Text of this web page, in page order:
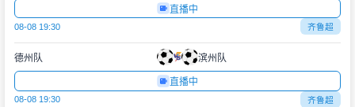
直播中
08-08 19:30 齐鲁超
德州队 滨州队
直播中
08-08 19:30 齐鲁超